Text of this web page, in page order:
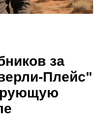
за
Плейс"